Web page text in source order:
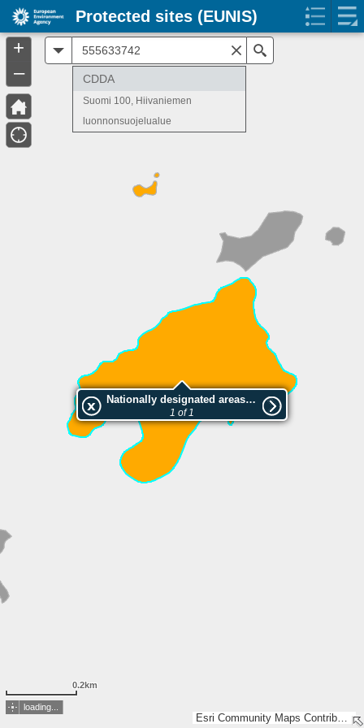
Esri Community Maps Contributors, Lantmäteriet, National Land Survey of Finland, Esri, TomTom, Garmin, GeoTechnologies, Inc, METI/NASA, USGS
Nationally designated areas (NatDA) - Large scale viewing:Suomi 100, Hiivaniemen luonnonsuojelualue
1 of 1
0.2km
loading...
+
–
CDDA
Suomi 100, Hiivaniemen
luonnonsuojelualue
Protected sites (EUNIS)